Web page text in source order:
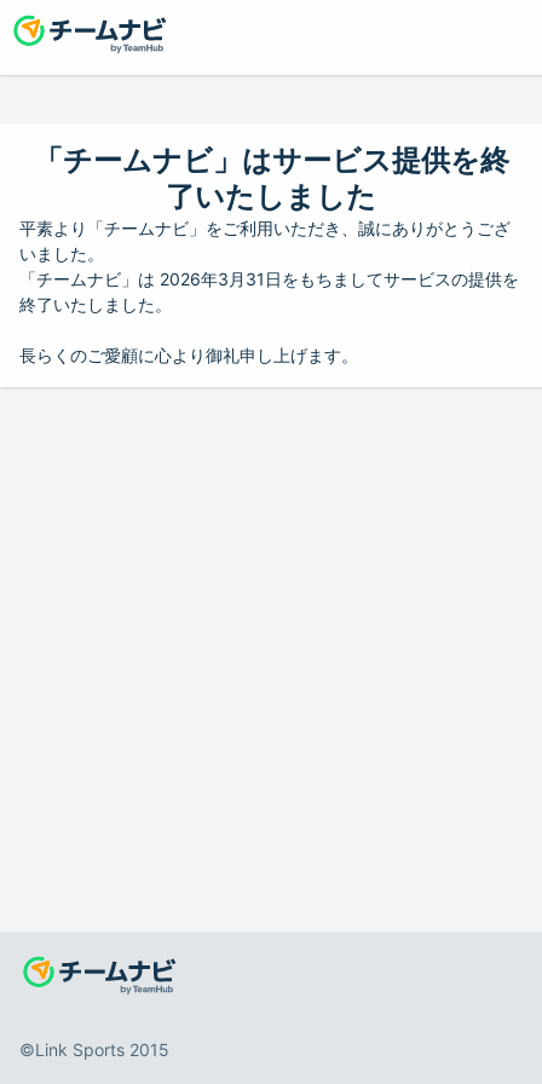
「チームナビ」はサービス提供を終
了いたしました
平素より「チームナビ」をご利用いただき、誠にありがとうござ
いました。
「チームナビ」は 2026年3月31日をもちましてサービスの提供を
終了いたしました。
長らくのご愛顧に心より御礼申し上げます。
©️Link Sports 2015